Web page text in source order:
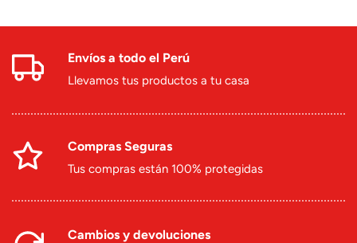
Envíos a todo el Perú
Llevamos tus productos a tu casa
Compras Seguras
Tus compras están 100% protegidas
Cambios y devoluciones